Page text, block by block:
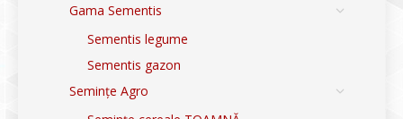
Gama Sementis
Sementis legume
Sementis gazon
Semințe Agro